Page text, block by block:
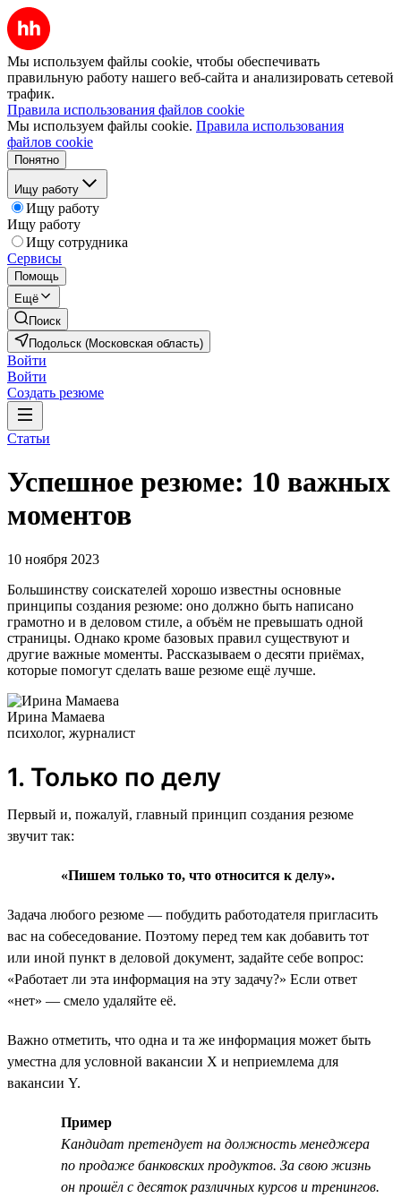
Мы используем файлы cookie, чтобы обеспечивать
правильную работу нашего веб-сайта и анализировать сетевой
трафик.
Правила использования файлов cookie
Мы используем файлы cookie. Правила использования
файлов cookie
Понятно
Ищу работу
Ищу работу
Ищу работу
Ищу сотрудника
Сервисы
Помощь
Ещё
Поиск
Подольск (Московская область)
Войти
Войти
Создать резюме
Статьи
Успешное резюме: 10 важных
моментов
10 ноября 2023
Большинству соискателей хорошо известны основные
принципы создания резюме: оно должно быть написано
грамотно и в деловом стиле, а объём не превышать одной
страницы. Однако кроме базовых правил существуют и
другие важные моменты. Рассказываем о десяти приёмах,
которые помогут сделать ваше резюме ещё лучше.
Ирина Мамаева
психолог, журналист
1. Только по делу
Первый и, пожалуй, главный принцип создания резюме
звучит так:
«Пишем только то, что относится к делу».
Задача любого резюме — побудить работодателя пригласить
вас на собеседование. Поэтому перед тем как добавить тот
или иной пункт в деловой документ, задайте себе вопрос:
«Работает ли эта информация на эту задачу?» Если ответ
«нет» — смело удаляйте её.
Важно отметить, что одна и та же информация может быть
уместна для условной вакансии Х и неприемлема для
вакансии Y.
Пример
Кандидат претендует на должность менеджера
по продаже банковских продуктов. За свою жизнь
он прошёл с десяток различных курсов и тренингов.